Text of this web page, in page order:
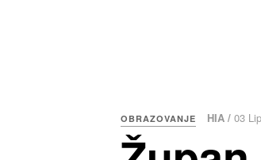
OBRAZOVANJE HIA / 03